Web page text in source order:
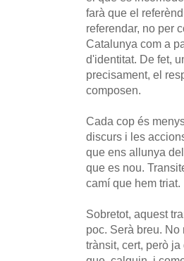
farà que el
referendar, no per
Catalunya com a
d'identitat. De fet,
precisament, el
composen.
Cada cop és
discurs i les
que ens allunya
que es nou.
camí que hem triat.
Sobretot, aquest
poc. Serà breu.
trànsit, cert, però